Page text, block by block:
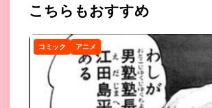
こちらもおすすめ
コミック アニメ